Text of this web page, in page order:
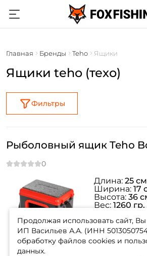
Главная Бренды Teho Ящики
Ящики teho (техо)
Фильтры
Рыболовный ящик Teho
Длина: 25
Ширина: 17
Высота: 36
Вес: 1260 гр.
Продолжая использовать сайт, Вы
ИП Васильев А.А. (ИНН
обработку файлов cookies и
данных.
Создать аккаунт
ФИО: *